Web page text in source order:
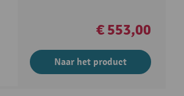
€ 553,00
Naar het product